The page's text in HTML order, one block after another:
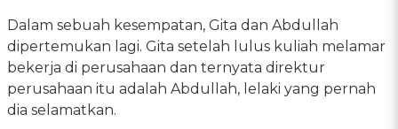
Dalam sebuah kesempatan, Gita dan Abdullah
dipertemukan lagi. Gita setelah lulus kuliah melamar
bekerja di perusahaan dan ternyata direktur
perusahaan itu adalah Abdullah, lelaki yang pernah
dia selamatkan.